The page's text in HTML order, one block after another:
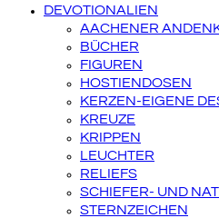
DEVOTIONALIEN
AACHENER
BÜCHER
FIGUREN
HOSTIENDOSEN
KERZEN-EIGENE
KREUZE
KRIPPEN
LEUCHTER
RELIEFS
SCHIEFER- UND
STERNZEICHEN